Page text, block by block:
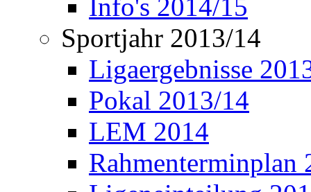
Info's 2014/15
Sportjahr 2013/14
Ligaergebnisse
Pokal 2013/14
LEM 2014
Rahmenterminplan